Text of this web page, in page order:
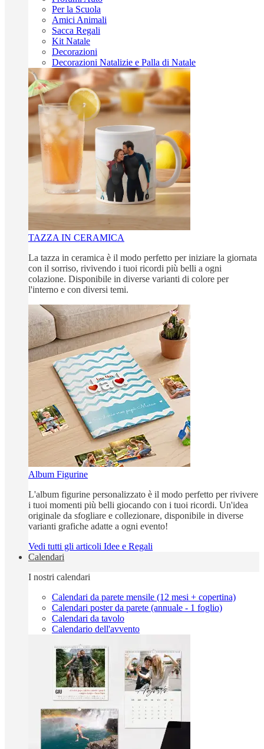
Per la Scuola
Amici Animali
Sacca Regali
Kit Natale
Decorazioni
Decorazioni Natalizie e Palla di Natale
TAZZA IN CERAMICA
La tazza in ceramica è il modo perfetto per iniziare la giornata
con il sorriso, rivivendo i tuoi ricordi più belli a ogni
colazione. Disponibile in diverse varianti di colore per
l'interno e con diversi temi.
Album Figurine
L'album figurine personalizzato è il modo perfetto per rivivere
i tuoi momenti più belli giocando con i tuoi ricordi. Un'idea
originale da sfogliare e collezionare, disponibile in diverse
varianti grafiche adatte a ogni evento!
Vedi tutti gli articoli Idee e Regali
Calendari
I nostri calendari
Calendari da parete mensile (12 mesi + copertina)
Calendari poster da parete (annuale - 1 foglio)
Calendari da tavolo
Calendario dell'avvento